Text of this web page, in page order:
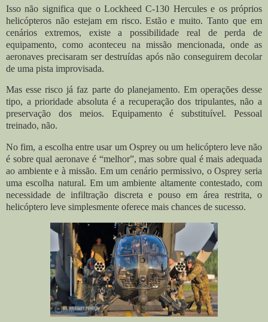
Isso não significa que o Lockheed C-130 Hercules e os próprios
helicópteros não estejam em risco. Estão e muito. Tanto que em
cenários extremos, existe a possibilidade real de perda de
equipamento, como aconteceu na missão mencionada, onde as
aeronaves precisaram ser destruídas após não conseguirem decolar
de uma pista improvisada.
Mas esse risco já faz parte do planejamento. Em operações desse
tipo, a prioridade absoluta é a recuperação dos tripulantes, não a
preservação dos meios. Equipamento é substituível. Pessoal
treinado, não.
No fim, a escolha entre usar um Osprey ou um helicóptero leve não
é sobre qual aeronave é “melhor”, mas sobre qual é mais adequada
ao ambiente e à missão. Em um cenário permissivo, o Osprey seria
uma escolha natural. Em um ambiente altamente contestado, com
necessidade de infiltração discreta e pouso em área restrita, o
helicóptero leve simplesmente oferece mais chances de sucesso.